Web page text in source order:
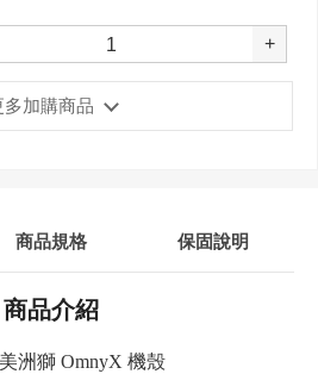
+
多加購商品
商品規格 保固說明
商品介紹
洲獅 OmnyX 機殼